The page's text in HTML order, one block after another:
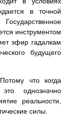
в точной
инструментом
эфир гадалкам
будущего
что когда
однозначно
реальности,
силы.